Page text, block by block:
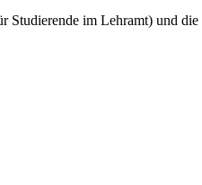
im Lehramt) und